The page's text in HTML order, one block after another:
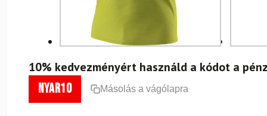
10% kedvezményért használd a kódot a
nyar10 Másolás a vágólapra